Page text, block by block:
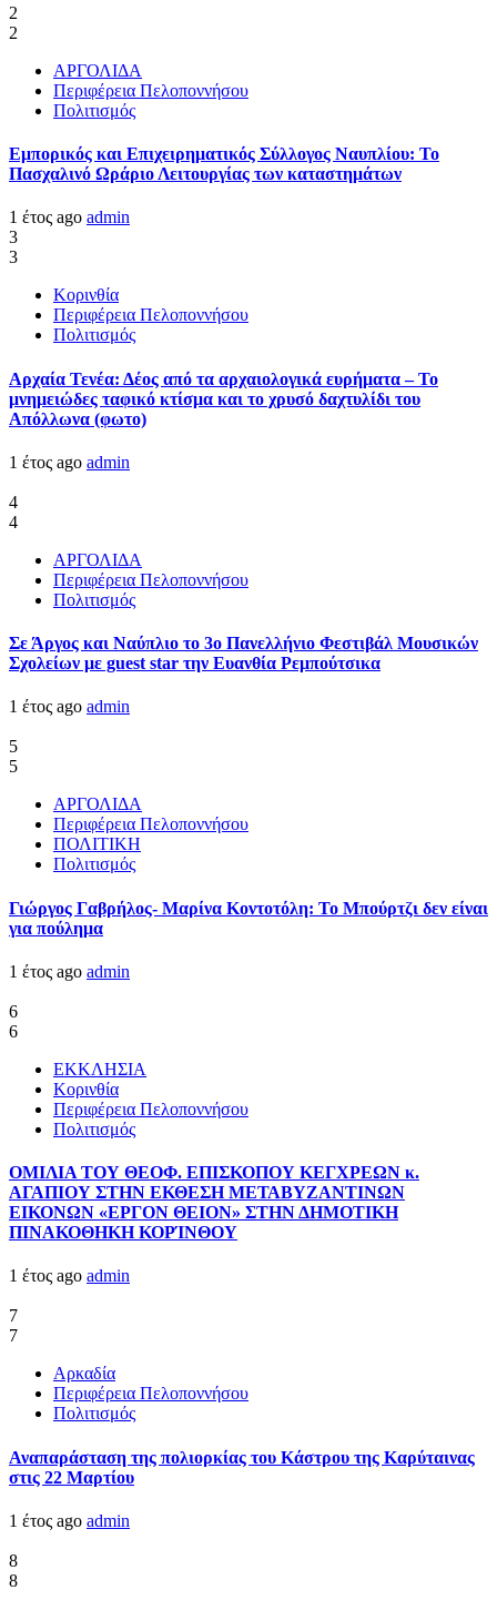
2
2
ΑΡΓΟΛΙΔΑ
Περιφέρεια Πελοποννήσου
Πολιτισμός
Εμπορικός και Επιχειρηματικός Σύλλογος Ναυπλίου: Το
Πασχαλινό Ωράριο Λειτουργίας των καταστημάτων
1 έτος ago admin
3
3
Κορινθία
Περιφέρεια Πελοποννήσου
Πολιτισμός
Αρχαία Τενέα: Δέος από τα αρχαιολογικά ευρήματα – Το
μνημειώδες ταφικό κτίσμα και το χρυσό δαχτυλίδι του
Απόλλωνα (φωτο)
1 έτος ago admin
4
4
ΑΡΓΟΛΙΔΑ
Περιφέρεια Πελοποννήσου
Πολιτισμός
Σε Άργος και Ναύπλιο το 3ο Πανελλήνιο Φεστιβάλ Μουσικών
Σχολείων με guest star την Ευανθία Ρεμπούτσικα
1 έτος ago admin
5
5
ΑΡΓΟΛΙΔΑ
Περιφέρεια Πελοποννήσου
ΠΟΛΙΤΙΚΗ
Πολιτισμός
Γιώργος Γαβρήλος- Μαρίνα Κοντοτόλη: Το Μπούρτζι δεν είναι
για πούλημα
1 έτος ago admin
6
6
ΕΚΚΛΗΣΙΑ
Κορινθία
Περιφέρεια Πελοποννήσου
Πολιτισμός
ΟΜΙΛΙΑ ΤΟΥ ΘΕΟΦ. ΕΠΙΣΚΟΠΟΥ ΚΕΓΧΡΕΩΝ κ.
ΑΓΑΠΙΟΥ ΣΤΗΝ ΕΚΘΕΣΗ ΜΕΤΑΒΥΖΑΝΤΙΝΩΝ
ΕΙΚΟΝΩΝ «ΕΡΓΟΝ ΘΕΙΟΝ» ΣΤΗΝ ΔΗΜΟΤΙΚΗ
ΠΙΝΑΚΟΘΗΚΗ ΚΟΡΊΝΘΟΥ
1 έτος ago admin
7
7
Αρκαδία
Περιφέρεια Πελοποννήσου
Πολιτισμός
Αναπαράσταση της πολιορκίας του Κάστρου της Καρύταινας
στις 22 Μαρτίου
1 έτος ago admin
8
8